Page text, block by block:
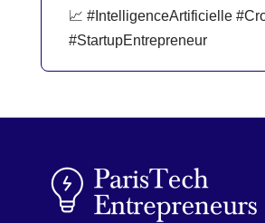
📈 #IntelligenceArtificielle
#StartupEntrepreneur